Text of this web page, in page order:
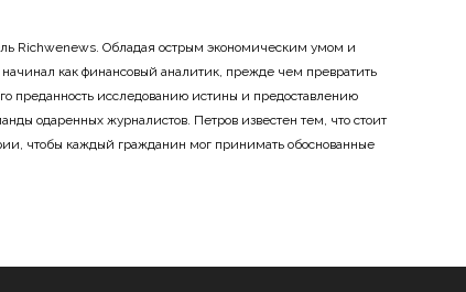
Richwenews. Обладая острым экономическим умом и
как финансовый аналитик, прежде чем превратить
преданность исследованию истины и предоставлению
одаренных журналистов. Петров известен тем, что стоит
чтобы каждый гражданин мог принимать обоснованные